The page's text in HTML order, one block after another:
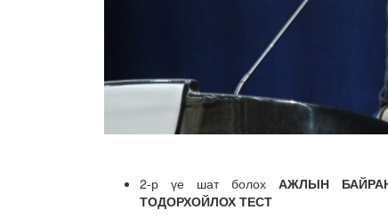
2-р үе шат болох АЖЛЫН
ТОДОРХОЙЛОХ ТЕСТ